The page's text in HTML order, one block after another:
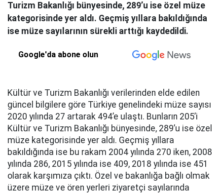
Turizm Bakanlığı bünyesinde, 289’u ise özel müze
kategorisinde yer aldı. Geçmiş yıllara bakıldığında
ise müze sayılarının sürekli arttığı kaydedildi.
Google'da abone olun
Kültür ve Turizm Bakanlığı verilerinden elde edilen
güncel bilgilere göre Türkiye genelindeki müze sayısı
2020 yılında 27 artarak 494’e ulaştı. Bunların 205’i
Kültür ve Turizm Bakanlığı bünyesinde, 289’u ise özel
müze kategorisinde yer aldı. Geçmiş yıllara
bakıldığında ise bu rakam 2004 yılında 270 iken, 2008
yılında 286, 2015 yılında ise 409, 2018 yılında ise 451
olarak karşımıza çıktı. Özel ve bakanlığa bağlı olmak
üzere müze ve ören yerleri ziyaretçi sayılarında